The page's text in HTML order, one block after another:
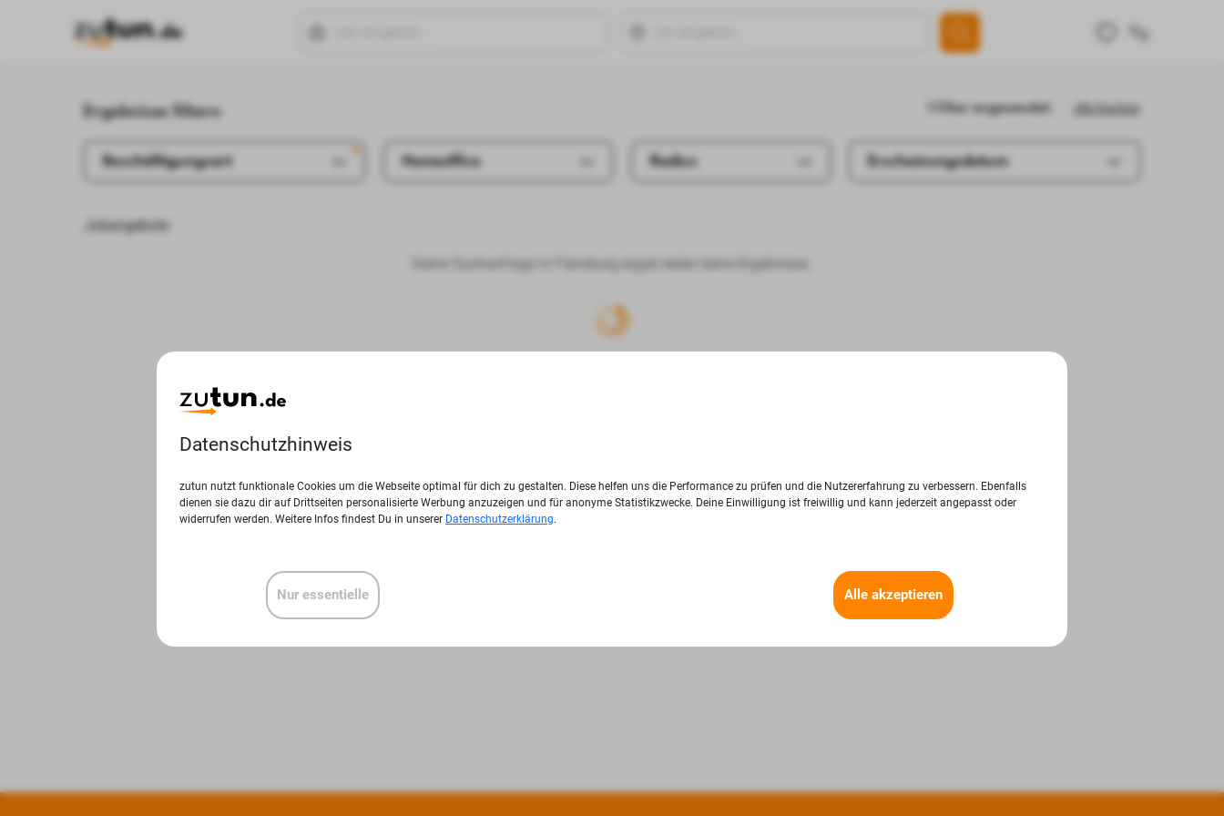
Ergebnisse filtern Alle löschen
1 Filter angewendet
Beschäftigungsart Homeoffice Radius Erscheinungsdatum
Jobangebote
Deine Suchanfrage in Flensburg ergab leider keine Ergebnisse.
Datenschutzhinweis
zutun nutzt funktionale Cookies um die Webseite optimal für dich zu gestalten. Diese helfen uns die Performance zu prüfen und die Nutzererfahrung zu verbessern. Ebenfalls
dienen sie dazu dir auf Drittseiten personalisierte Werbung anzuzeigen und für anonyme Statistikzwecke. Deine Einwilligung ist freiwillig und kann jederzeit angepasst oder
widerrufen werden. Weitere Infos findest Du in unserer Datenschutzerklärung.
Alle akzeptieren
Nur essentielle